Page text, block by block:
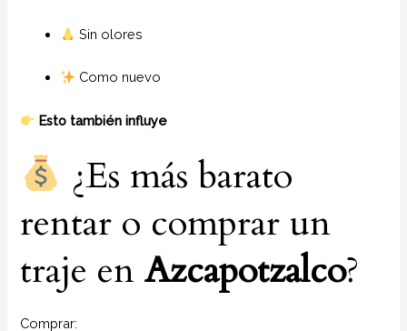
Sin olores
Como nuevo
Esto también influye
¿Es más barato
rentar o comprar un
traje enAzcapotzalco?
Comprar: